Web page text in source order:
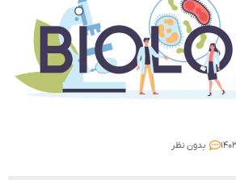
بدون نظر